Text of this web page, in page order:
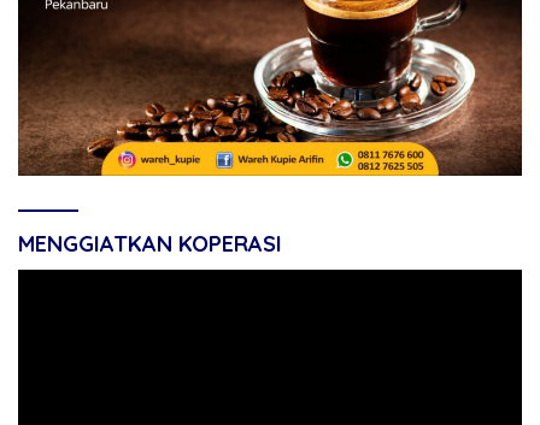
MENGGIATKAN KOPERASI